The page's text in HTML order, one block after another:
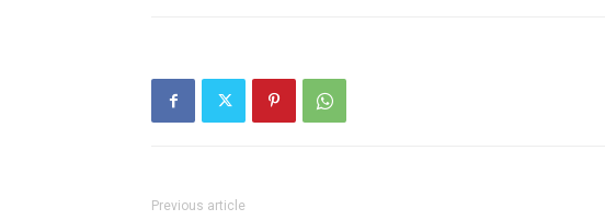
Previous article